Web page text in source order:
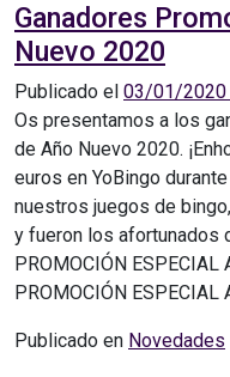
Ganadores
Nuevo 2020
Publicado el 03/01/2020
Os presentamos a los
de Año Nuevo 2020.
euros en YoBingo
nuestros juegos de
y fueron los afortunados
PROMOCIÓN ESPECIAL
PROMOCIÓN ESPECIAL
Publicado en Novedades